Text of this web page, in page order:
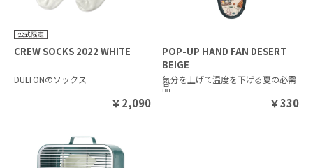
CREW SOCKS 2022 WHITE
DULTONのソックス
￥2,090
POP-UP HAND FAN DESERT
BEIGE
気分を上げて温度を下げる夏の必需
品
￥330